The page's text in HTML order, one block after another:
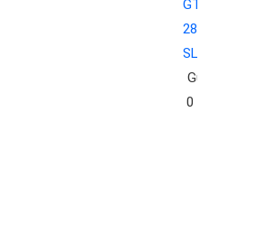
Guardar
0